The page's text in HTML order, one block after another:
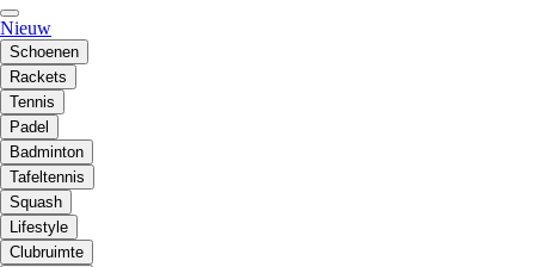
Nieuw
Schoenen
Rackets
Tennis
Padel
Badminton
Tafeltennis
Squash
Lifestyle
Clubruimte